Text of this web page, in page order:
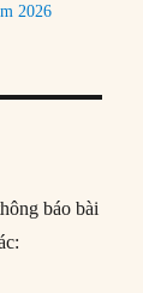
2026
báo bài